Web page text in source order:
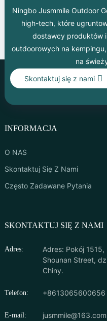
Ningbo Jusmmile Outdoor
high-tech, które
dostawcy produktów
outdoorowych na
na
Skontaktuj się z nami
INFORMACJA
O NAS
Skontaktuj Się Z Nami
Często Zadawane Pytania
SKONTAKTUJ SIĘ Z NAMI
Adres:
Adres: Pokój
Shounan Street,
Chiny.
Telefon: +8613065600656
E-mail: jusmmile@163.com